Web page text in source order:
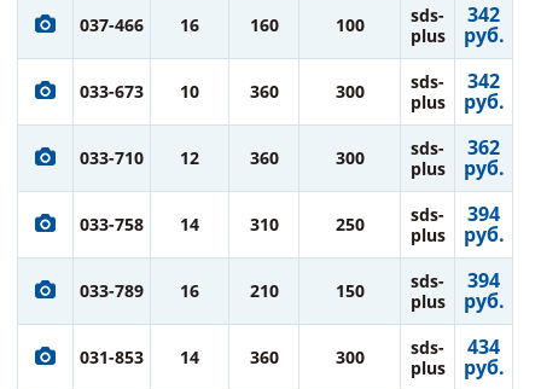
037-466 16 160 100
sds-
plus
342
руб.
033-673 10 360 300
sds-
plus
342
руб.
033-710 12 360 300
sds-
plus
362
руб.
033-758 14 310 250
sds-
plus
394
руб.
033-789 16 210 150
sds-
plus
394
руб.
031-853 14 360 300
sds-
plus
434
руб.